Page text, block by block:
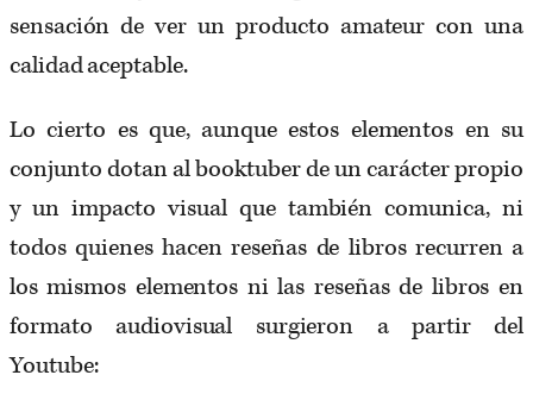
sensación de ver un producto amateur con una
calidad aceptable.
Lo cierto es que, aunque estos elementos en su
conjunto dotan al booktuber de un carácter propio
y un impacto visual que también comunica, ni
todos quienes hacen reseñas de libros recurren a
los mismos elementos ni las reseñas de libros en
formato audiovisual surgieron a partir del
Youtube: